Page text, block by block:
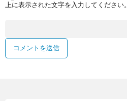
上に表示された文字を入力してください。